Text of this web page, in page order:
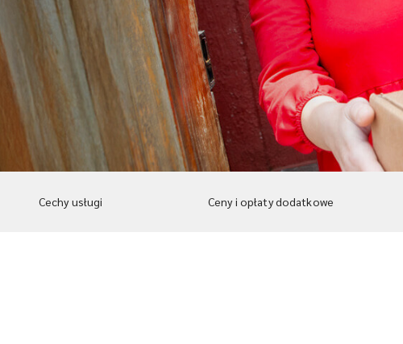
Cechy usługi Ceny i opłaty dodatkowe